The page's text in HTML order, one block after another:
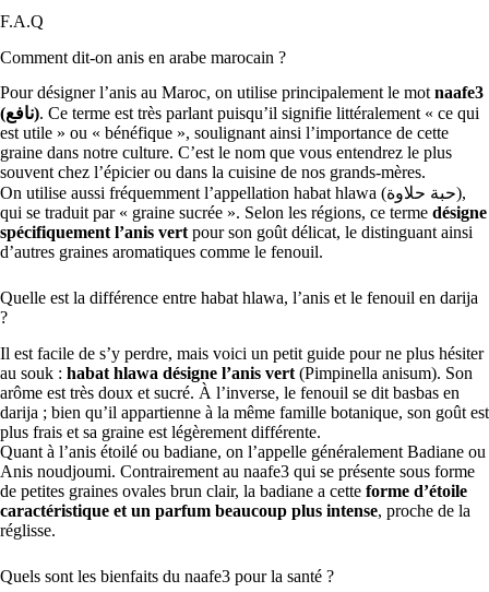
F.A.Q
Comment dit-on anis en arabe marocain ?
Pour désigner l’anis au Maroc, on utilise principalement le motnaafe3
(نافع). Ce terme est très parlant puisqu’il signifie littéralement « ce qui
est utile » ou « bénéfique », soulignant ainsi l’importance de cette
graine dans notre culture. C’est le nom que vous entendrez le plus
souvent chez l’épicier ou dans la cuisine de nos grands-mères.
On utilise aussi fréquemment l’appellation habat hlawa (حبة حلاوة),
qui se traduit par « graine sucrée ». Selon les régions, ce terme désigne
spécifiquement l’anis vertpour son goût délicat, le distinguant ainsi
d’autres graines aromatiques comme le fenouil.
Quelle est la différence entre habat hlawa, l’anis et le fenouil en darija
?
Il est facile de s’y perdre, mais voici un petit guide pour ne plus hésiter
au souk : habat hlawa désigne l’anis vert (Pimpinella anisum). Son
arôme est très doux et sucré. À l’inverse, le fenouil se dit basbas en
darija ; bien qu’il appartienne à la même famille botanique, son goût est
plus frais et sa graine est légèrement différente.
Quant à l’anis étoilé ou badiane, on l’appelle généralement Badiane ou
Anis noudjoumi. Contrairement au naafe3 qui se présente sous forme
de petites graines ovales brun clair, la badiane a cette forme d’étoile
caractéristique et un parfum beaucoup plus intense, proche de la
réglisse.
Quels sont les bienfaits du naafe3 pour la santé ?